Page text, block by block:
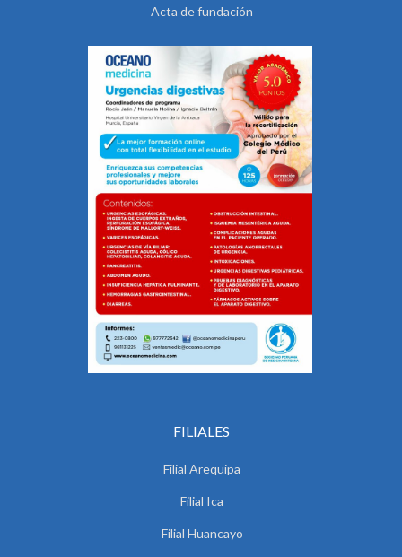
Acta de fundación
FILIALES
Filial Arequipa
Filial Ica
Filial Huancayo